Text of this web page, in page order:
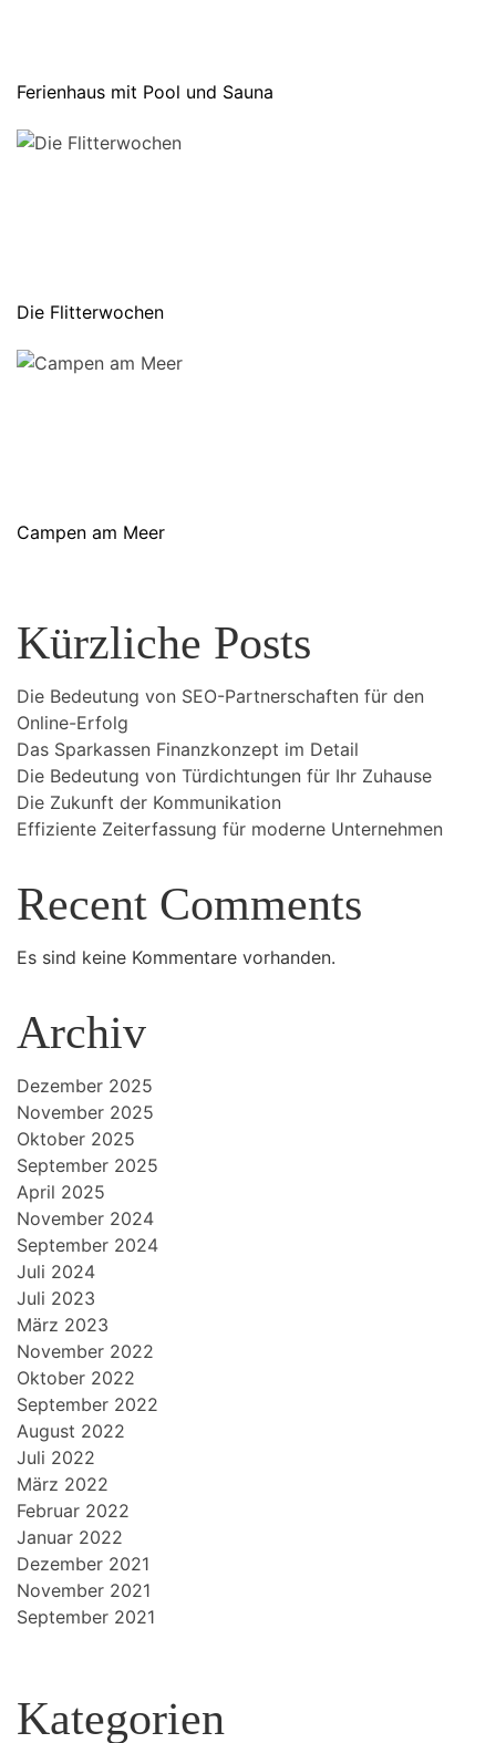
Ferienhaus mit Pool und Sauna
Die Flitterwochen
Campen am Meer
Kürzliche Posts
Die Bedeutung von SEO-Partnerschaften für den
Online-Erfolg
Das Sparkassen Finanzkonzept im Detail
Die Bedeutung von Türdichtungen für Ihr Zuhause
Die Zukunft der Kommunikation
Effiziente Zeiterfassung für moderne Unternehmen
Recent Comments
Es sind keine Kommentare vorhanden.
Archiv
Dezember 2025
November 2025
Oktober 2025
September 2025
April 2025
November 2024
September 2024
Juli 2024
Juli 2023
März 2023
November 2022
Oktober 2022
September 2022
August 2022
Juli 2022
März 2022
Februar 2022
Januar 2022
Dezember 2021
November 2021
September 2021
Kategorien